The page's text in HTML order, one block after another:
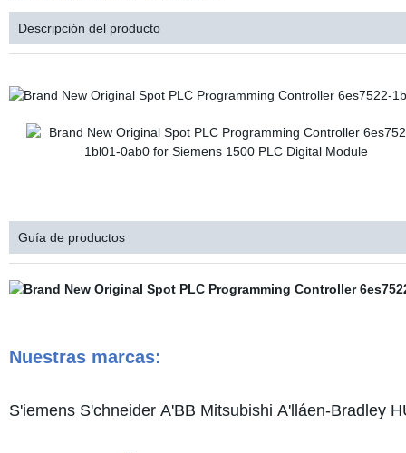
Descripción del producto
Guía de productos
Nuestras marcas:
S'iemens S'chneider A'BB Mitsubishi A'lláen-Bradley